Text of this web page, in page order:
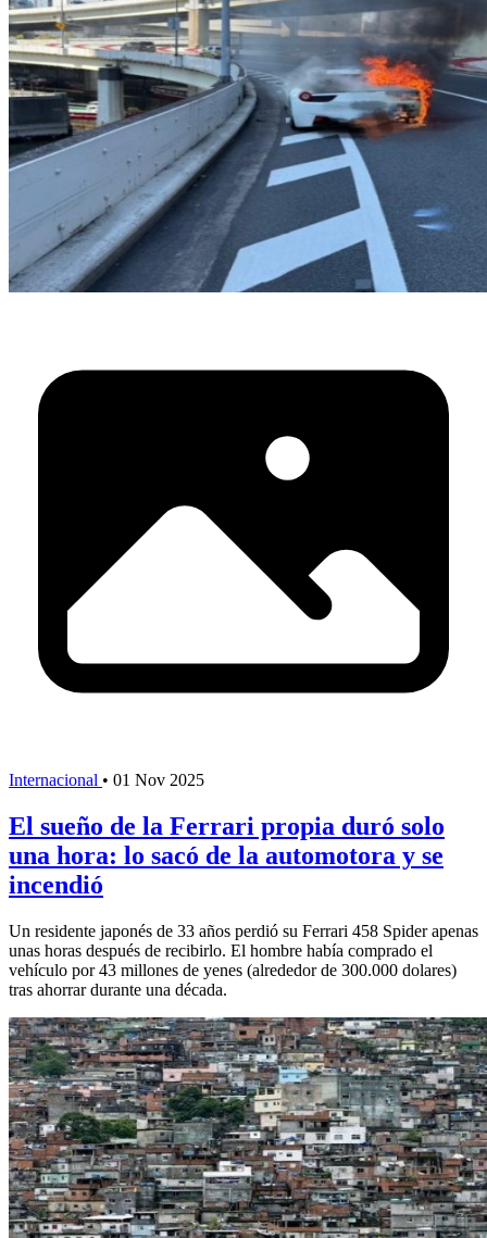
Internacional • 01 Nov 2025
El sueño de la Ferrari propia duró solo
una hora: lo sacó de la automotora y se
incendió
Un residente japonés de 33 años perdió su Ferrari 458 Spider apenas
unas horas después de recibirlo. El hombre había comprado el
vehículo por 43 millones de yenes (alrededor de 300.000 dolares)
tras ahorrar durante una década.